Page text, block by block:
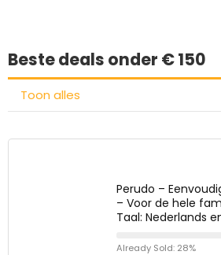
Beste deals onder € 150
Toon alles
Perudo –
– Voor de hele
Taal: Nederlands
Already Sold: 28%